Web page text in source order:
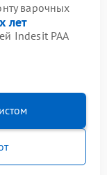
варочных
лет
Indesit PAA